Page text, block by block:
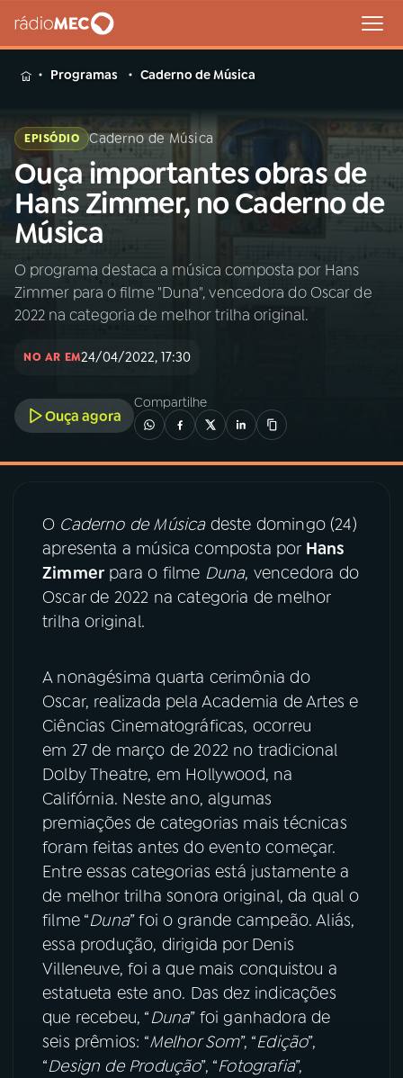
MENU
Buscar
na
Rádio
MEC
Buscar
Início AO VIVO
INÍCIO
PODCASTS
06VIDEOCASTS
07ÚLTIMAS
PRÊMIO RÁDIO MEC
ACOMPANHE A RÁDIO MEC
YouTube Facebook
Instagram X
Programas Caderno de Música
EPISÓDIO Caderno de Música
Ouça importantes obras de
Hans Zimmer, no Caderno de
Música
O programa destaca a música composta por Hans
Zimmer para o filme "Duna", vencedora do Oscar de
2022 na categoria de melhor trilha original.
NO AR EM24/04/2022, 17:30
Ouça agora
Compartilhe
O Caderno de Músicadeste domingo (24)
apresenta a música composta por Hans
Zimmerpara o filme Duna, vencedora do
Oscar de 2022 na categoria de melhor
trilha original.
A nonagésima quarta cerimônia do
Oscar, realizada pela Academia de Artes e
Ciências Cinematográficas, ocorreu
em 27 de março de 2022 no tradicional
Dolby Theatre, em Hollywood, na
Califórnia. Neste ano, algumas
premiações de categorias mais técnicas
foram feitas antes do evento começar.
Entre essas categorias está justamente a
de melhor trilha sonora original, da qual o
filme “Duna” foi o grande campeão. Aliás,
essa produção, dirigida por Denis
Villeneuve, foi a que mais conquistou a
estatueta este ano. Das dez indicações
que recebeu, “Duna” foi ganhadora de
seis prêmios: “Melhor Som”, “Edição”,
“Design de Produção”, “Fotografia”,